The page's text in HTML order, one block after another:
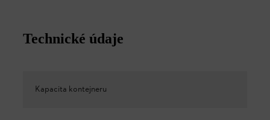
Technické údaje
Kapacita kontejneru